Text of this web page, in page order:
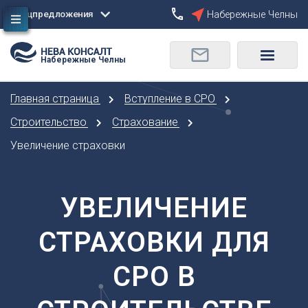
Сбросить
Москва
Санкт-Петербург
Астрахань
Барнаул
Белгород
Брянск
В
Владикавказ
О
Орел
Р
Рязань
Саранск
Спецпредложения Набережные Челны
Набережные Челны
Главная страница
Вступление в СРО
Строительство
Страхование
Увеличение страховки
УВЕЛИЧЕНИЕ
СТРАХОВКИ ДЛЯ
СРО В